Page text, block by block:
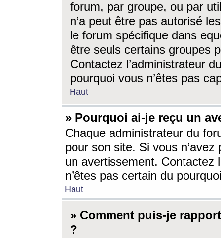
forum, par groupe, ou par
n’a peut être pas autorisé
le forum spécifique dans
être seuls certains groupes
Contactez l’administrateur
pourquoi vous n’êtes pas
Haut
» Pourquoi ai-je reçu un
Chaque administrateur du
pour son site. Si vous
un avertissement. Contactez
n’êtes pas certain du
Haut
» Comment puis-je
?